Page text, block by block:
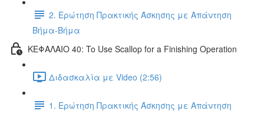
2. Ερώτηση Πρακτικής Άσκησης με Απάντηση
Βήμα-Βήμα
ΚΕΦΑΛΑΙΟ 40: To Use Scallop for a Finishing Operation
Διδασκαλία με Video (2:56)
1. Ερώτηση Πρακτικής Άσκησης με Απάντηση